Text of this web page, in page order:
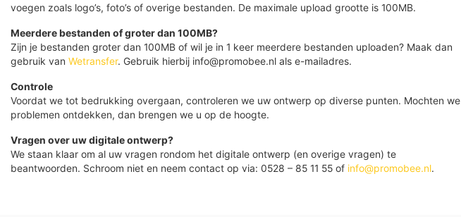
voegen zoals logo’s, foto’s of overige bestanden. De maximale upload grootte is 100MB.
Meerdere bestanden of groter dan 100MB?
Zijn je bestanden groter dan 100MB of wil je in 1 keer meerdere bestanden uploaden? Maak dan
gebruik van Wetransfer. Gebruik hierbij info@promobee.nl als e-mailadres.
Controle
Voordat we tot bedrukking overgaan, controleren we uw ontwerp op diverse punten. Mochten we
problemen ontdekken, dan brengen we u op de hoogte.
Vragen over uw digitale ontwerp?
We staan klaar om al uw vragen rondom het digitale ontwerp (en overige vragen) te
beantwoorden. Schroom niet en neem contact op via: 0528 – 85 11 55 of info@promobee.nl.